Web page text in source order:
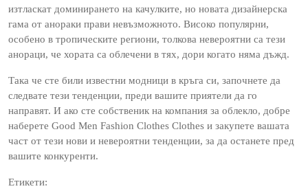
изтласкат доминирането на качулките, но новата дизайнерска
гама от анораки прави невъзможното. Високо популярни,
особено в тропическите региони, толкова невероятни са тези
анораци, че хората са облечени в тях, дори когато няма дъжд.
Така че сте били известни модници в кръга си, започнете да
следвате тези тенденции, преди вашите приятели да го
направят. И ако сте собственик на компания за облекло, добре
наберете Good Men Fashion Clothes Clothes и закупете вашата
част от тези нови и невероятни тенденции, за да останете пред
вашите конкуренти.
Етикети: